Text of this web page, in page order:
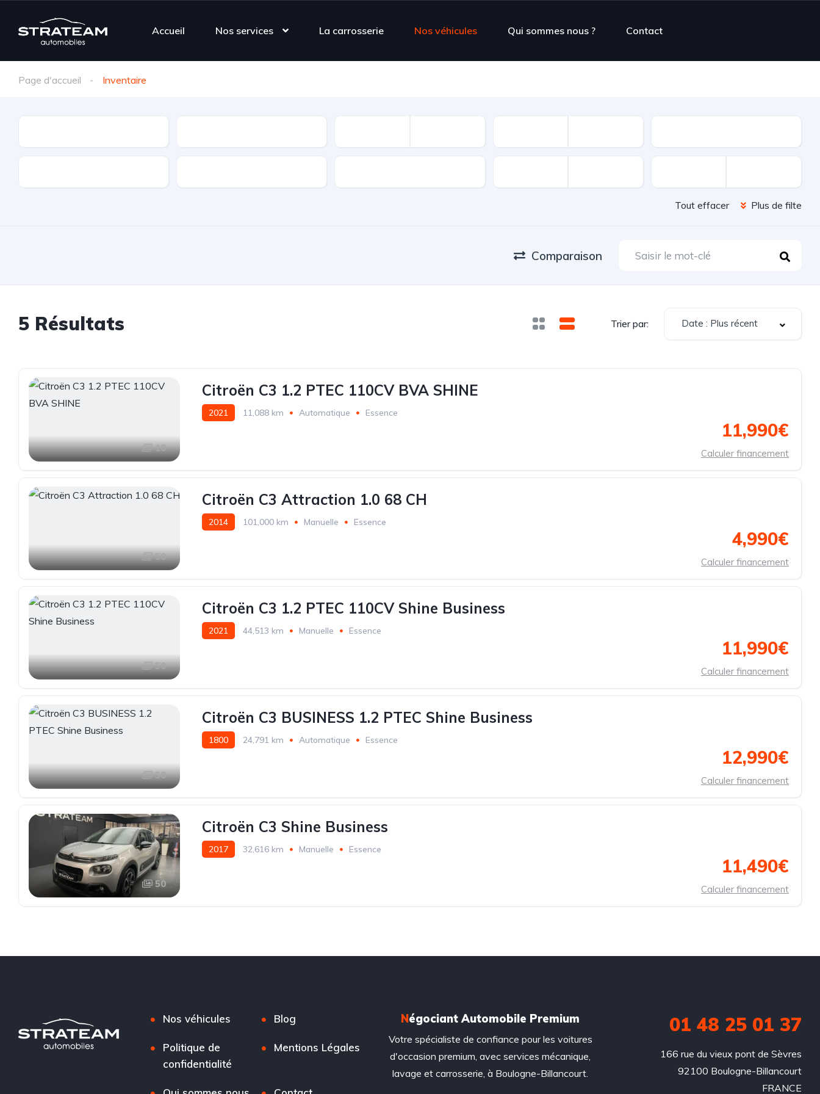
Accueil Nos services La carrosserie Nos véhicules Qui sommes nous ? Contact
Page d'accueil Inventaire
Tout effacer Plus de filte
Comparaison
5 Résultats Trier par: Date : Plus récent
10
Citroën C3 1.2 PTEC 110CV BVA SHINE
2021 11,088 km Automatique Essence
11,990€
Calculer financement
50
Citroën C3 Attraction 1.0 68 CH
2014 101,000 km Manuelle Essence
4,990€
Calculer financement
50
Citroën C3 1.2 PTEC 110CV Shine Business
2021 44,513 km Manuelle Essence
11,990€
Calculer financement
50
Citroën C3 BUSINESS 1.2 PTEC Shine Business
1800 24,791 km Automatique Essence
12,990€
Calculer financement
50
Citroën C3 Shine Business
2017 32,616 km Manuelle Essence
11,490€
Calculer financement
Nos véhicules Blog
Politique de
confidentialité
Mentions Légales
Négociant Automobile Premium
Votre spécialiste de confiance pour les voitures
d'occasion premium, avec services mécanique,
lavage et carrosserie, à Boulogne-Billancourt.
01 48 25 01 37
166 rue du vieux pont de Sèvres
92100 Boulogne-Billancourt
FRANCE